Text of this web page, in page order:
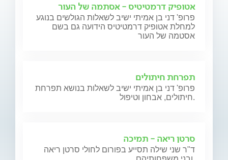
אטופיק דרמטיטיס - אסתמה של העור
פרופ' דני בן אמיתי ישיב לשאלות הגולשים בנוגע
למחלת אטופיק דרמטיטיס הידועה גם בשם
אסטמה של העור
תפרחת חיתולים
פרופ' דני בן אמיתי ישיב לשאלות בנושא תפרחת
חיתולים, אבחון וטיפול.
סרטן ריאה - תמיכה
ד"ר שני שילה תסייע בפורום לחולי סרטן ריאה